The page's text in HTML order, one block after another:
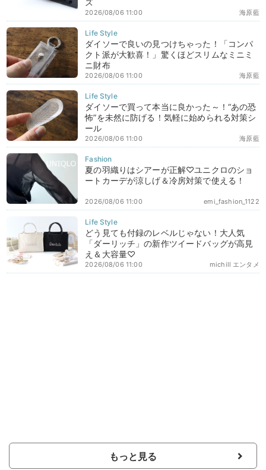
ズ
海原藍
2026/08/06 11:00
ダイソーで良いの見つけちゃった！「コンパ
クト派が大歓喜！」驚くほどスリムなミニミ
ニ財布
海原藍
2026/08/06 11:00
ダイソーで買って本当に良かった～！“あの恐
怖”を未然に防げる！気軽に始められる対策シ
ール
海原藍
2026/08/06 11:00
夏の羽織りはシアーが正解♡ユニクロのショ
ートカーデが涼しげ＆冷房対策で使える！
emi_fashion_1122
2026/08/06 11:00
どう見ても付録のレベルじゃない！大人気
「ダーリッチ」の新作ツイードバッグが高見
え＆大容量♡
michill エンタメ
2026/08/06 11:00
もっと見る